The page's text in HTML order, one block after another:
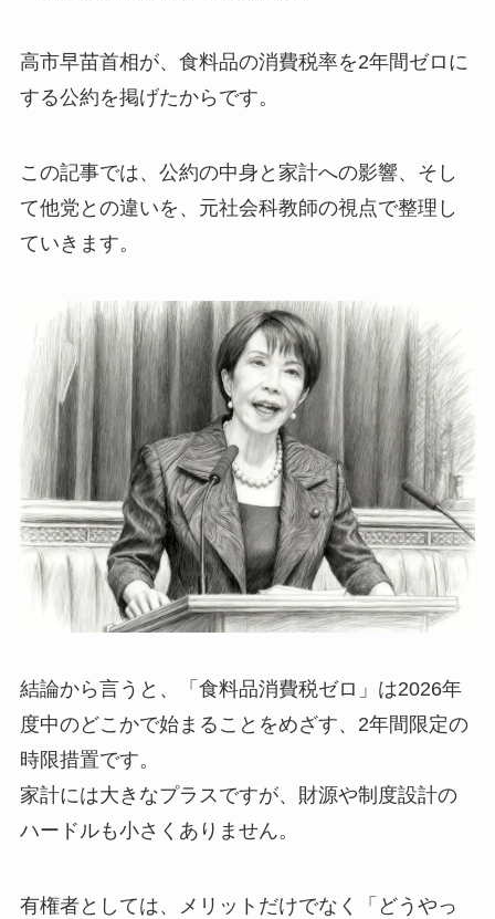
高市早苗首相が、食料品の消費税率を2年間ゼロに
する公約を掲げたからです。
この記事では、公約の中身と家計への影響、そし
て他党との違いを、元社会科教師の視点で整理し
ていきます。
結論から言うと、「食料品消費税ゼロ」は2026年
度中のどこかで始まることをめざす、2年間限定の
時限措置です。
家計には大きなプラスですが、財源や制度設計の
ハードルも小さくありません。
有権者としては、メリットだけでなく「どうやっ